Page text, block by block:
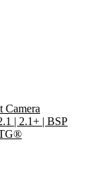
| 2.1+ | BSP